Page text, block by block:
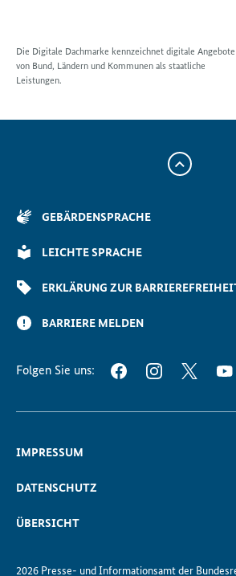
Die Digitale Dachmarke kennzeichnet digitale Angebote
von Bund, Ländern und Kommunen als staatliche
Leistungen.
Zum
GEBÄRDENSPRACHE
LEICHTE SPRACHE
ERKLÄRUNG ZUR
BARRIERE MELDEN
Folgen Sie uns: FACEBOOKINSTAGRAM
IMPRESSUM
DATENSCHUTZ
ÜBERSICHT
2026 Presse- und Informationsamt der